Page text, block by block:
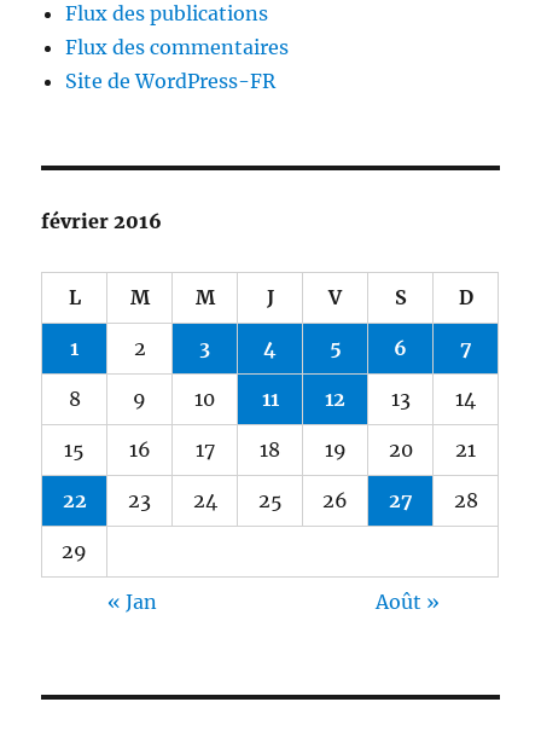
Flux des publications
Flux des commentaires
Site de WordPress-FR
février 2016
L M M J V S D
1 2 3 4 5 6 7
8 9 10 11 12 13 14
15 16 17 18 19 20 21
22 23 24 25 26 27 28
29
« Jan Août »